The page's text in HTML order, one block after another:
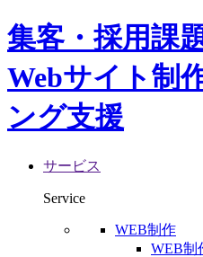
集客・採用課
Webサイト制
ング支援
サービス
Service
WEB制作
WEB制